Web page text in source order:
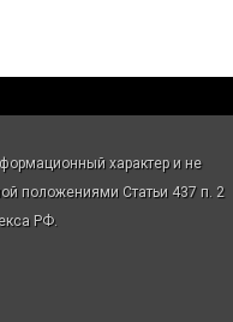
характер и не
положениями Статьи 437 п. 2
РФ.